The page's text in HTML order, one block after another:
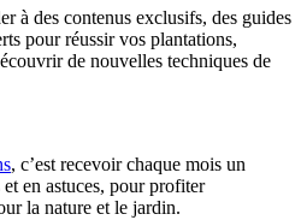
à des contenus exclusifs, des guides
pour réussir vos plantations,
de nouvelles techniques de
, c’est recevoir chaque mois un
en astuces, pour profiter
la nature et le jardin.